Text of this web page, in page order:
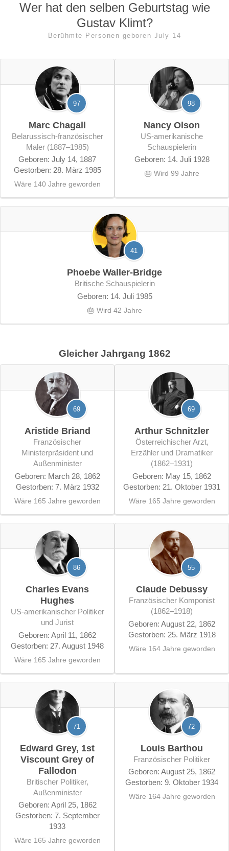
Wer hat den selben Geburtstag wie
Gustav Klimt?
Berühmte Personen geboren July 14
97
Marc Chagall
belarussisch-französischer
Maler (1887–1985)
Geboren: July 14, 1887
Gestorben: 28. März 1985
Wäre 140 Jahre geworden
98
Nancy Olson
US-amerikanische
Schauspielerin
Geboren: 14. Juli 1928
🎂 Wird 99 Jahre
41
Phoebe Waller-Bridge
britische Schauspielerin
Geboren: 14. Juli 1985
🎂 Wird 42 Jahre
Gleicher Jahrgang 1862
69
Aristide Briand
französischer
Ministerpräsident und
Außenminister
Geboren: March 28, 1862
Gestorben: 7. März 1932
Wäre 165 Jahre geworden
69
Arthur Schnitzler
österreichischer Arzt,
Erzähler und Dramatiker
(1862–1931)
Geboren: May 15, 1862
Gestorben: 21. Oktober 1931
Wäre 165 Jahre geworden
86
Charles Evans
Hughes
US-amerikanischer Politiker
und Jurist
Geboren: April 11, 1862
Gestorben: 27. August 1948
Wäre 165 Jahre geworden
55
Claude Debussy
französischer Komponist
(1862–1918)
Geboren: August 22, 1862
Gestorben: 25. März 1918
Wäre 164 Jahre geworden
71
Edward Grey, 1st
Viscount Grey of
Fallodon
britischer Politiker,
Außenminister
Geboren: April 25, 1862
Gestorben: 7. September
1933
Wäre 165 Jahre geworden
72
Louis Barthou
französischer Politiker
Geboren: August 25, 1862
Gestorben: 9. Oktober 1934
Wäre 164 Jahre geworden